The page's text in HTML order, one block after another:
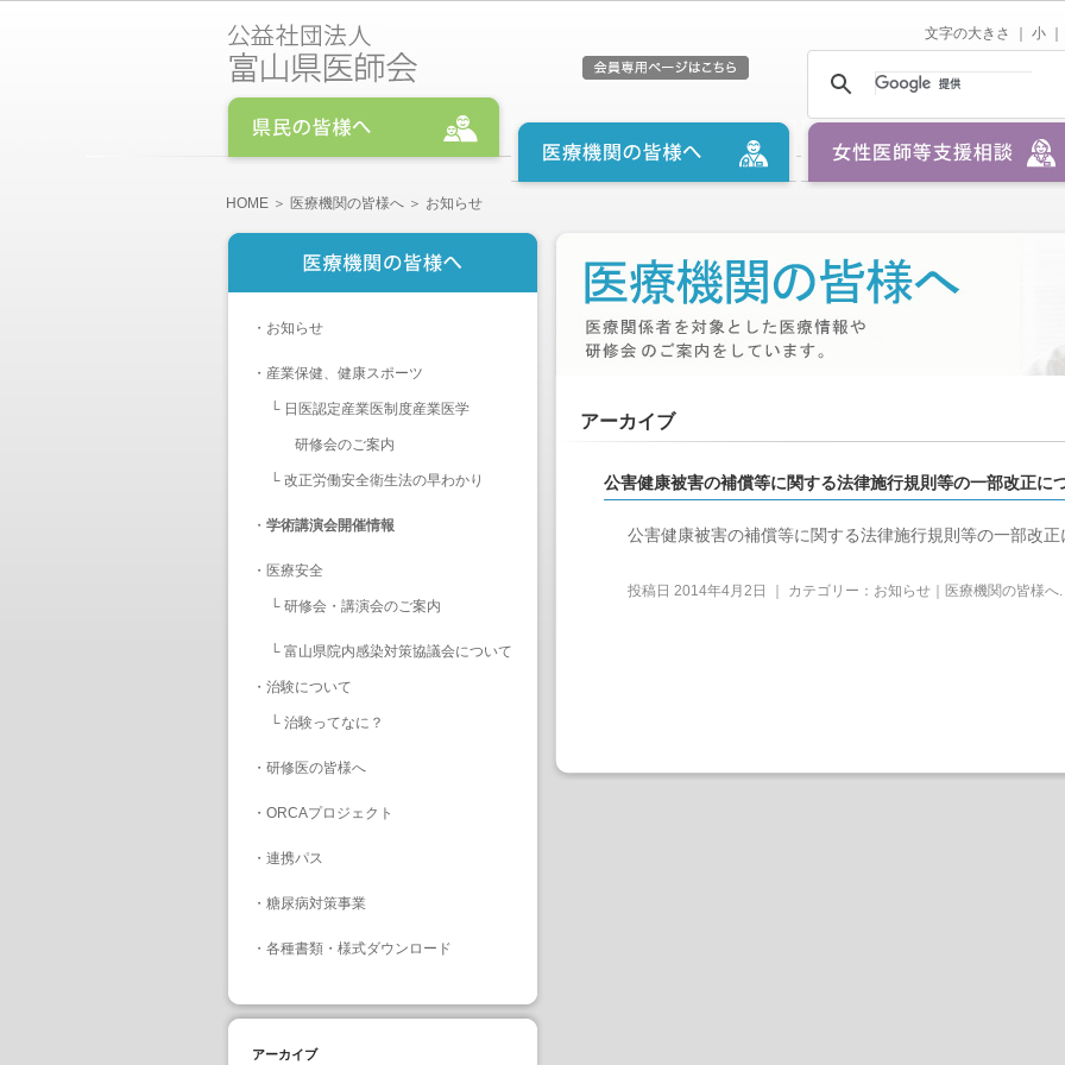
文字の大きさ ｜ 小
HOME ＞ 医療機関の皆様へ ＞ お知らせ
・ お知らせ
・ 産業保健、健康スポーツ
└ 日医認定産業医制度産業医学
研修会のご案内
└ 改正労働安全衛生法の早わかり
・ 学術講演会開催情報
・ 医療安全
└ 研修会・講演会のご案内
└ 富山県院内感染対策協議会について
・ 治験について
└ 治験ってなに？
・ 研修医の皆様へ
・ ORCAプロジェクト
・ 連携パス
・ 糖尿病対策事業
・ 各種書類・様式ダウンロード
アーカイブ
アーカイブ
公害健康被害の補償等に関する法律施行規則等の一部改正に
公害健康被害の補償等に関する法律施行規則等の一部改正
投稿日 2014年4月2日 ｜ カテゴリー： お知らせ｜医療機関の皆様へ.